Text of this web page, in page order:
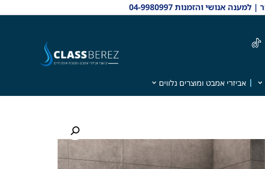
אביזרי אמבט ומוצרים נלווים